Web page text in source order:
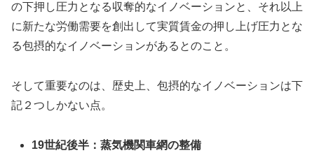
の下押し圧力となる収奪的なイノベーションと、それ以上
に新たな労働需要を創出して実質賃金の押し上げ圧力とな
る包摂的なイノベーションがあるとのこと。
そして重要なのは、歴史上、包摂的なイノベーションは下
記２つしかない点。
19世紀後半：蒸気機関車網の整備